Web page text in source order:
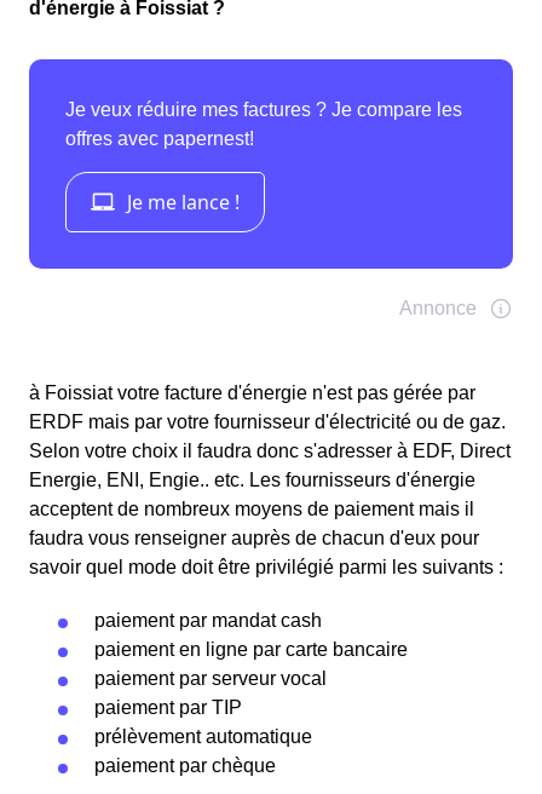
d'énergie à Foissiat ?
à Foissiat votre facture d'énergie n'est pas gérée par
ERDF mais par votre fournisseur d'électricité ou de gaz.
Selon votre choix il faudra donc s'adresser à EDF, Direct
Energie, ENI, Engie.. etc. Les fournisseurs d'énergie
acceptent de nombreux moyens de paiement mais il
faudra vous renseigner auprès de chacun d'eux pour
savoir quel mode doit être privilégié parmi les suivants :
paiement par mandat cash
paiement en ligne par carte bancaire
paiement par serveur vocal
paiement par TIP
prélèvement automatique
paiement par chèque